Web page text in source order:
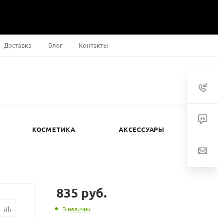
Доставка Блог Контакты
КОСМЕТИКА АКСЕССУАРЫ
835 руб.
В наличии